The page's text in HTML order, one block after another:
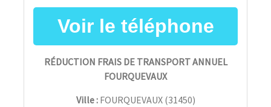
RÉDUCTION FRAIS DE TRANSPORT ANNUEL
FOURQUEVAUX
Ville : FOURQUEVAUX(31450)